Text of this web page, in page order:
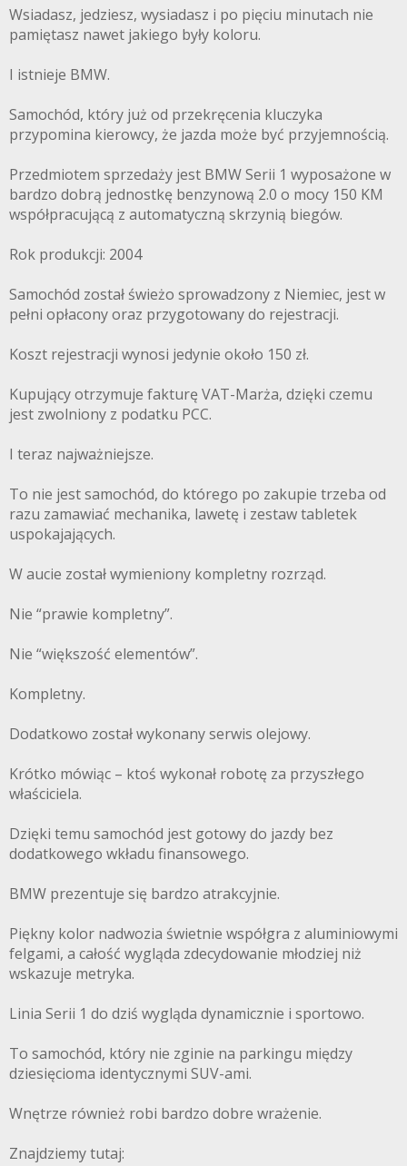
Wsiadasz, jedziesz, wysiadasz i po pięciu minutach nie
pamiętasz nawet jakiego były koloru.
I istnieje BMW.
Samochód, który już od przekręcenia kluczyka
przypomina kierowcy, że jazda może być przyjemnością.
Przedmiotem sprzedaży jest BMW Serii 1 wyposażone w
bardzo dobrą jednostkę benzynową 2.0 o mocy 150 KM
współpracującą z automatyczną skrzynią biegów.
Rok produkcji: 2004
Samochód został świeżo sprowadzony z Niemiec, jest w
pełni opłacony oraz przygotowany do rejestracji.
Koszt rejestracji wynosi jedynie około 150 zł.
Kupujący otrzymuje fakturę VAT-Marża, dzięki czemu
jest zwolniony z podatku PCC.
I teraz najważniejsze.
To nie jest samochód, do którego po zakupie trzeba od
razu zamawiać mechanika, lawetę i zestaw tabletek
uspokajających.
W aucie został wymieniony kompletny rozrząd.
Nie “prawie kompletny”.
Nie “większość elementów”.
Kompletny.
Dodatkowo został wykonany serwis olejowy.
Krótko mówiąc – ktoś wykonał robotę za przyszłego
właściciela.
Dzięki temu samochód jest gotowy do jazdy bez
dodatkowego wkładu finansowego.
BMW prezentuje się bardzo atrakcyjnie.
Piękny kolor nadwozia świetnie współgra z aluminiowymi
felgami, a całość wygląda zdecydowanie młodziej niż
wskazuje metryka.
Linia Serii 1 do dziś wygląda dynamicznie i sportowo.
To samochód, który nie zginie na parkingu między
dziesięcioma identycznymi SUV-ami.
Wnętrze również robi bardzo dobre wrażenie.
Znajdziemy tutaj: